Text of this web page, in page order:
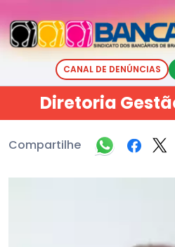
CANAL DE DENÚNCIAS
Diretoria
Compartilhe